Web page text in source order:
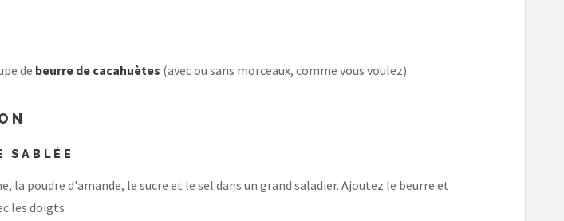
de beurre de cacahuètes (avec ou sans morceaux, comme vous voulez)
SABLÉE
la poudre d'amande, le sucre et le sel dans un grand saladier. Ajoutez le beurre et
les doigts